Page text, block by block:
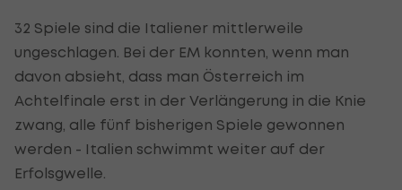
32 Spiele sind die Italiener mittlerweile
ungeschlagen. Bei der EM konnten, wenn man
davon absieht, dass man Österreich im
Achtelfinale erst in der Verlängerung in die Knie
zwang, alle fünf bisherigen Spiele gewonnen
werden - Italien schwimmt weiter auf der
Erfolsgwelle.